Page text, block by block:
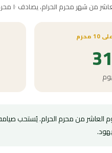
شهر محرم الحرام، يصادف ١٠ محرم ١٤٤٩ هـ
العاشر من محرم الحرام. يُستحب